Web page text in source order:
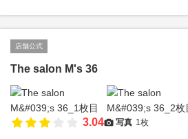
店舗公式
The salon M's 36
3.04 写真 1枚